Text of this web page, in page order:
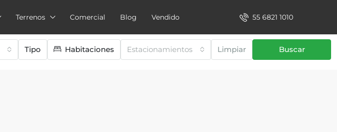
Terrenos Comercial Blog Vendido 55 6821 1010
Tipo Habitaciones Estacionamientos Limpiar Buscar